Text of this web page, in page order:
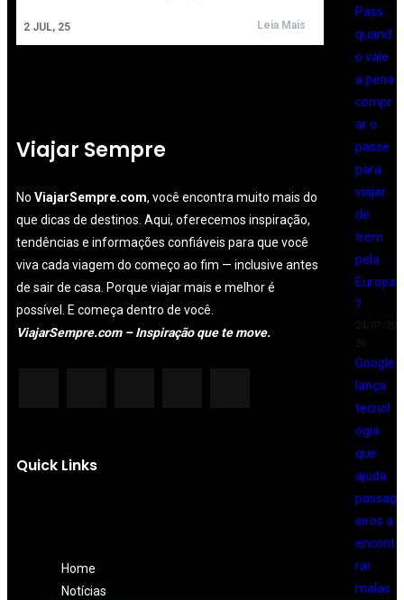
2 JUL, 25 Leia Mais
Pass:
quand
o vale
a pena
compr
ar o
passe
para
viajar
de
trem
pela
Europa
?
24/07/20
26
Google
lança
tecnol
ogia
que
ajuda
passag
eiros a
encont
rar
malas
Viajar Sempre
No ViajarSempre.com, você encontra muito mais do
que dicas de destinos. Aqui, oferecemos inspiração,
tendências e informações confiáveis para que você
viva cada viagem do começo ao fim — inclusive antes
de sair de casa. Porque viajar mais e melhor é
possível. E começa dentro de você.
ViajarSempre.com – Inspiração que te move.
Quick Links
Home
Notícias